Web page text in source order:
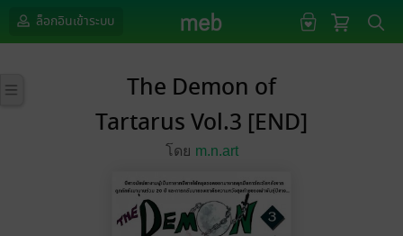
ล็อกอินเข้าระบบ
The Demon of
Tartarus Vol.3 [END]
โดย m.n.art